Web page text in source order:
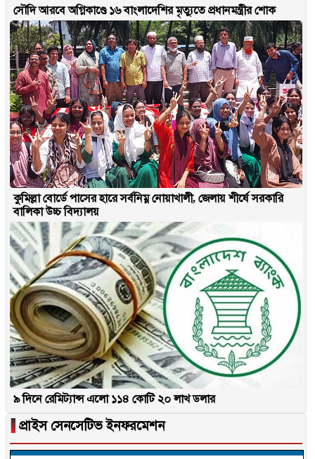
সৌদি আরবে অগ্নিকাণ্ডে ১৬ বাংলাদেশির মৃত্যুতে প্রধানমন্ত্রীর শোক
কুমিল্লা বোর্ডে পাসের হারে সর্বনিম্ন নোয়াখালী, জেলায় শীর্ষে সরকারি
বালিকা উচ্চ বিদ্যালয়
৯ দিনে রেমিট্যান্স এলো ১১৪ কোটি ২০ লাখ ডলার
▐ প্রাইস সেনসেটিভ ইনফরমেশন